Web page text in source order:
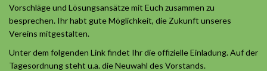
Vorschläge und Lösungsansätze mit Euch zusammen zu
besprechen. Ihr habt gute Möglichkeit, die Zukunft unseres
Vereins mitgestalten.
Unter dem folgenden Link findet Ihr die offizielle Einladung. Auf der
Tagesordnung steht u.a. die Neuwahl des Vorstands.